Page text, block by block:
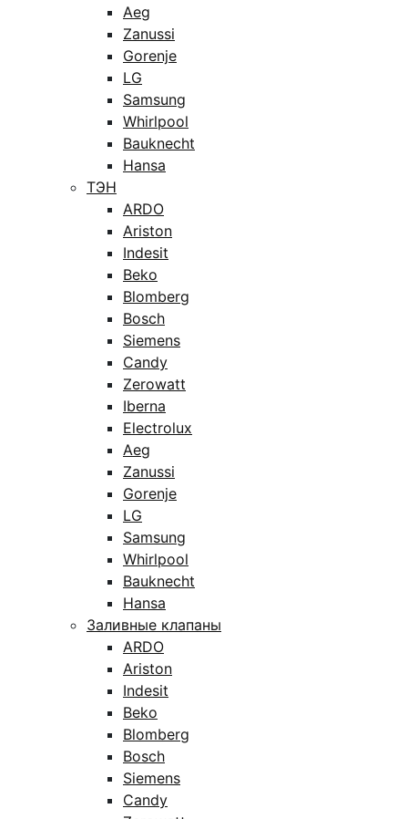
Aeg
Zanussi
Gorenje
LG
Samsung
Whirlpool
Bauknecht
Hansa
ТЭН
ARDO
Ariston
Indesit
Beko
Blomberg
Bosch
Siemens
Candy
Zerowatt
Iberna
Electrolux
Aeg
Zanussi
Gorenje
LG
Samsung
Whirlpool
Bauknecht
Hansa
Заливные клапаны
ARDO
Ariston
Indesit
Beko
Blomberg
Bosch
Siemens
Candy